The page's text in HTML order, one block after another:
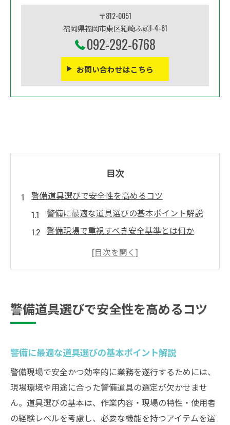
〒812-0051
福岡県福岡市東区箱崎ふ頭1-4-61
092-292-6768
お問い合わせはこちら
目次
警備道具選びで安全性を高めるコツ
警備に最適な道具選びの基本ポイント解説
警備現場で重視すべき安全基準とは何か
専門店で確実に警備道具を選ぶコツ
警備現場で役立つ装備活用の実践テクニッ
警備用品専門店の現場活用アドバイス集
ワークマンで揃える警備用品の使い方
警備道具をフル活用するためのチェック項
目
警備現場で差がつく道具の使い分け術
警備道具選びで安全性を高めるコツ
警備に最適な道具選びの基本ポイント解説
警備現場で安全かつ効率的に業務を遂行するためには、
現場環境や用途に合った警備道具の選定が欠かせませ
ん。道具選びの基本は、作業内容・現場の特性・使用者
の経験レベルを考慮し、必要な機能を持つアイテムを選